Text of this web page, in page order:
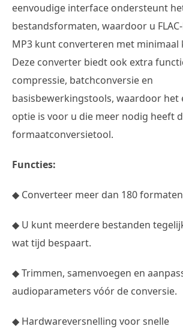
eenvoudige interface ondersteunt
bestandsformaten, waardoor u
MP3 kunt converteren met minimaal
Deze converter biedt ook extra
compressie, batchconversie en
basisbewerkingstools, waardoor het
optie is voor u die meer nodig heeft
formaatconversietool.
Functies:
◆ Converteer meer dan 180
◆ U kunt meerdere bestanden
wat tijd bespaart.
◆ Trimmen, samenvoegen en
audioparameters vóór de conversie.
◆ Hardwareversnelling voor snelle